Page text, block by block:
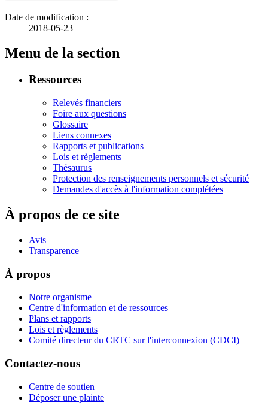
Date de modification :
2018-05-23
Menu de la section
Ressources
Relevés financiers
Foire aux questions
Glossaire
Liens connexes
Rapports et publications
Lois et règlements
Thésaurus
Protection des renseignements personnels et sécurité
Demandes d'accès à l'information complétées
À propos de ce site
Avis
Transparence
À propos
Notre organisme
Centre d'information et de ressources
Plans et rapports
Lois et règlements
Comité directeur du CRTC sur l'interconnexion (CDCI)
Contactez-nous
Centre de soutien
Déposer une plainte